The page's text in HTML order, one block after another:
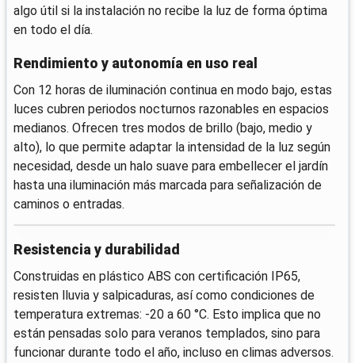
algo útil si la instalación no recibe la luz de forma óptima
en todo el día.
Rendimiento y autonomía en uso real
Con 12 horas de iluminación continua en modo bajo, estas
luces cubren periodos nocturnos razonables en espacios
medianos. Ofrecen tres modos de brillo (bajo, medio y
alto), lo que permite adaptar la intensidad de la luz según
necesidad, desde un halo suave para embellecer el jardín
hasta una iluminación más marcada para señalización de
caminos o entradas.
Resistencia y durabilidad
Construidas en plástico ABS con certificación IP65,
resisten lluvia y salpicaduras, así como condiciones de
temperatura extremas: -20 a 60 °C. Esto implica que no
están pensadas solo para veranos templados, sino para
funcionar durante todo el año, incluso en climas adversos.